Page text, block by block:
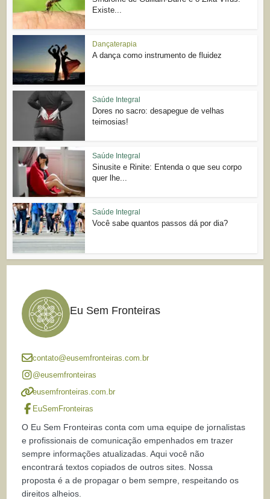
Existe...
Dançaterapia
A dança como instrumento de fluidez
Saúde Integral
Dores no sacro: desapegue de velhas
teimosias!
Saúde Integral
Sinusite e Rinite: Entenda o que seu corpo
quer lhe...
Saúde Integral
Você sabe quantos passos dá por dia?
Eu Sem Fronteiras
contato@eusemfronteiras.com.br
@eusemfronteiras
eusemfronteiras.com.br
EuSemFronteiras
O Eu Sem Fronteiras conta com uma equipe de jornalistas
e profissionais de comunicação empenhados em trazer
sempre informações atualizadas. Aqui você não
encontrará textos copiados de outros sites. Nossa
proposta é a de propagar o bem sempre, respeitando os
direitos alheios.